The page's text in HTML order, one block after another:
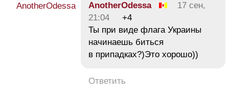
AnotherOdessa
17 сен,
21:04
+4
Ты при виде флага Украины
начинаешь биться
в припадках?)Это хорошо))
Ответить